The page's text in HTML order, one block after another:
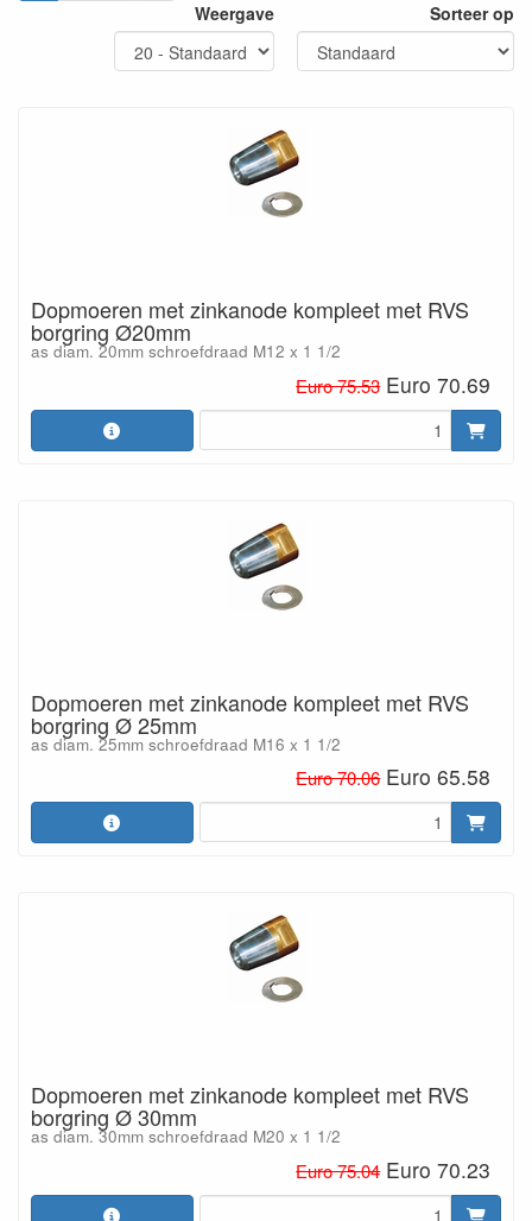
Weergave
Sorteer op
Dopmoeren met zinkanode kompleet met RVS
borgring Ø20mm
as diam. 20mm schroefdraad M12 x 1 1/2
Euro 75.53 Euro 70.69
Dopmoeren met zinkanode kompleet met RVS
borgring Ø 25mm
as diam. 25mm schroefdraad M16 x 1 1/2
Euro 70.06 Euro 65.58
Dopmoeren met zinkanode kompleet met RVS
borgring Ø 30mm
as diam. 30mm schroefdraad M20 x 1 1/2
Euro 75.04 Euro 70.23